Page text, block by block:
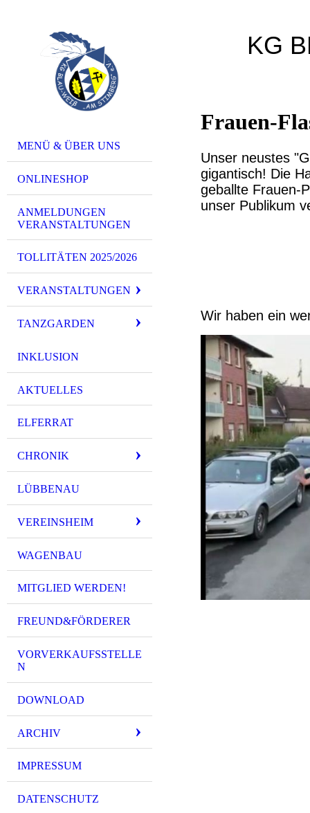
MENÜ & ÜBER UNS
ONLINESHOP
ANMELDUNGEN
VERANSTALTUNGEN
TOLLITÄTEN 2025/2026
VERANSTALTUNGEN
TANZGARDEN
INKLUSION
AKTUELLES
ELFERRAT
CHRONIK
LÜBBENAU
VEREINSHEIM
WAGENBAU
MITGLIED WERDEN!
FREUND&FÖRDERER
VORVERKAUFSSTELLE
N
DOWNLOAD
ARCHIV
IMPRESSUM
DATENSCHUTZ
KG
Frauen-
Unser neustes
gigantisch! Die
geballte Frauen-
unser Publikum
Wir haben ein